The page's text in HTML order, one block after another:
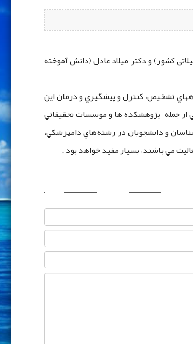
کشور) و دکتر میلاد عادل (دانش آموخته
تشخيص،‌ كنترل و پيشگيري و درمان این
از جمله پژوهشكده ها و موسسات تحقيقاتي
و دانشجويان در رشته‌هاي دامپزشكي،
مي‌ باشند، بسيار مفيد خواهد بود .